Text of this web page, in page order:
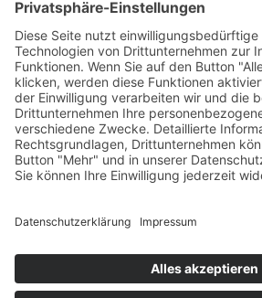
Das Projekt zur Implementierung
Ansprechstellen für Arbeitgeber
Hessen wird gefördert aus Mitteln
Integrationsamtes. Das Projekt
des Hessischen Ministeriums für
Jugend und Soziales von der
Bildungswerks der Hessischen
durchgeführt.